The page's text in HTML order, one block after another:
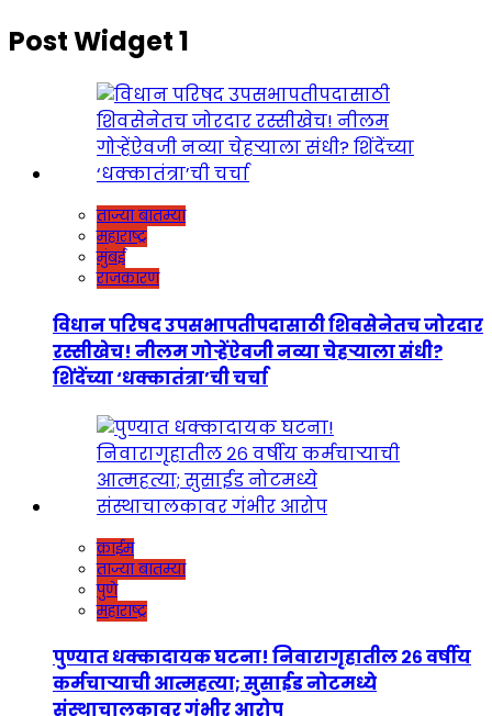
Post Widget 1
ताज्या बातम्या
महाराष्ट्र
मुंबई
राजकारण
विधान परिषद उपसभापतीपदासाठी शिवसेनेतच जोरदार
रस्सीखेच! नीलम गोऱ्हेंऐवजी नव्या चेहऱ्याला संधी?
शिंदेंच्या ‘धक्कातंत्रा’ची चर्चा
क्राईम
ताज्या बातम्या
पुणे
महाराष्ट्र
पुण्यात धक्कादायक घटना! निवारागृहातील २६ वर्षीय
कर्मचाऱ्याची आत्महत्या; सुसाईड नोटमध्ये
संस्थाचालकावर गंभीर आरोप